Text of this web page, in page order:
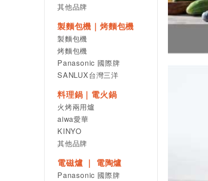
其他品牌
製麵包機｜烤麵包機
製麵包機
烤麵包機
Panasonic 國際牌
SANLUX台灣三洋
料理鍋｜電火鍋
火烤兩用爐
aiwa愛華
KINYO
其他品牌
電磁爐 ｜ 電陶爐
Panasonic 國際牌